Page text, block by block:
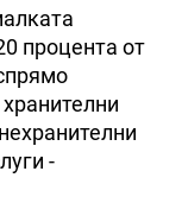
процента от
-